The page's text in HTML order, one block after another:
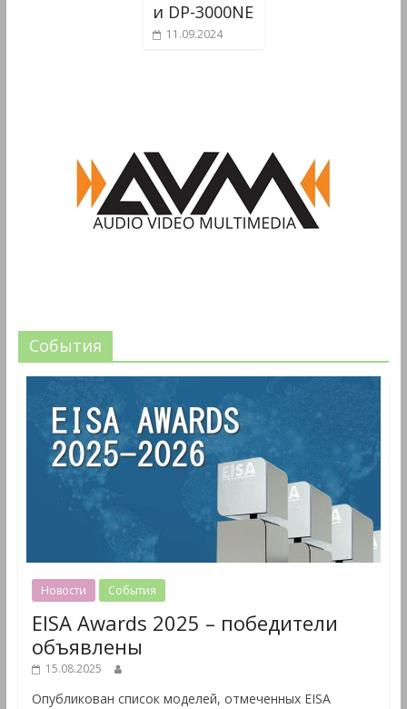
и DP-3000NE
11.09.2024
События
Новости События
EISA Awards 2025 – победители
объявлены
15.08.2025
Опубликован список моделей, отмеченных EISA